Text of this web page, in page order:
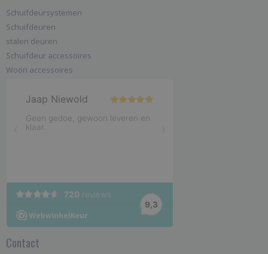
Schuifdeursystemen
Schuifdeuren
stalen deuren
Schuifdeur accessoires
Woon accessoires
Contact